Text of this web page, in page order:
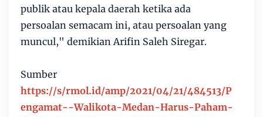
publik atau kepala daerah ketika ada
persoalan semacam ini, atau persoalan yang
muncul," demikian Arifin Saleh Siregar.
Sumber
https://s/rmol.id/amp/2021/04/21/484513/P
engamat--Walikota-Medan-Harus-Paham-